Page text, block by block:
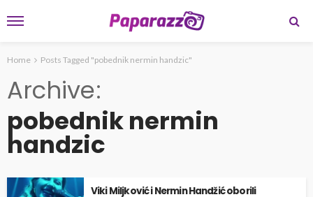
Home Posts Tagged "pobednik nermin handzic"
Archive
pobednik nermin
handzic
Viki Miljković i Nermin Handžić oborili